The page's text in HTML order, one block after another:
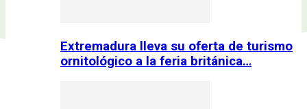
Extremadura lleva su oferta de turismo
ornitológico a la feria británica…